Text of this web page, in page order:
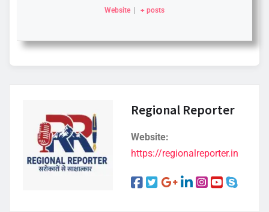
Website + posts
Regional Reporter
Website:
https://regionalreporter.in